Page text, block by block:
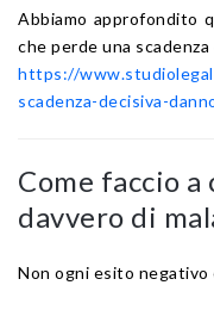
Abbiamo approfondito
che perde una
https://
scadenza-decisiva-
Come faccio
davvero di
Non ogni esito negativo